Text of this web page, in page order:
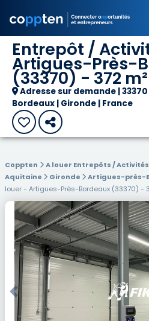
Entrepôt /
Artigues-Près-
(33370) - 372
Adresse sur demande |
Bordeaux | Gironde | France
Coppten A louer Entrepôts / Activités
Aquitaine
Gironde Artigues-près-
louer - Artigues-Près-Bordeaux (33370) -
Previous